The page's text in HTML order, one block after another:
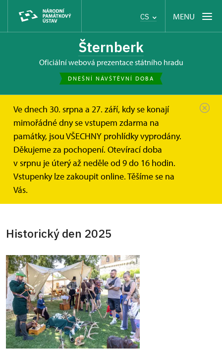
CS MENU
Šternberk
oficiální webová prezentace státního hradu
DNEŠNÍ NÁVŠTĚVNÍ DOBA
Ve dnech 30. srpna a 27. září, kdy se konají
mimořádné dny se vstupem zdarma na
památky, jsou VŠECHNY prohlídky vyprodány.
Děkujeme za pochopení. Otevírací doba
v srpnu je úterý až neděle od 9 do 16 hodin.
Vstupenky lze zakoupit online. Těšíme se na
Vás.
Hrad Šternberk Fotogalerie
Fotogalerie
V této sekci nalezenete fotogalerie z doprovodných akcí,
které připravujeme pro návštěvníky hradu Šternberk.
Historický den 2025